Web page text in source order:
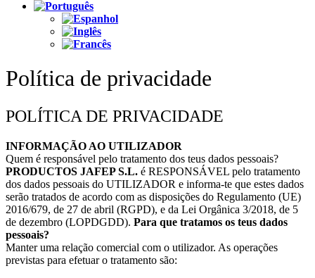
Política de privacidade
POLÍTICA DE PRIVACIDADE
INFORMAÇÃO AO UTILIZADOR
Quem é responsável pelo tratamento dos teus dados pessoais?
PRODUCTOS JAFEP S.L. é RESPONSÁVEL pelo tratamento
dos dados pessoais do UTILIZADOR e informa-te que estes dados
serão tratados de acordo com as disposições do Regulamento (UE)
2016/679, de 27 de abril (RGPD), e da Lei Orgânica 3/2018, de 5
de dezembro (LOPDGDD). Para que tratamos os teus dados
pessoais?
Manter uma relação comercial com o utilizador. As operações
previstas para efetuar o tratamento são: